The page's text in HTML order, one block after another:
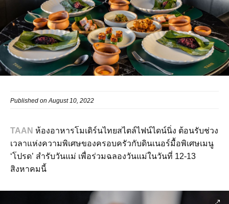
Published on August 10, 2022
TAAN ห้องอาหารโมเดิร์นไทยสไตล์ไฟน์ไดน์นิ่ง ต้อนรับช่วง
เวลาแห่งความพิเศษของครอบครัวกับดินเนอร์มื้อพิเศษเมนู
‘โปรด’ สำรับวันแม่ เพื่อร่วมฉลองวันแม่ในวันที่ 12-13
สิงหาคมนี้